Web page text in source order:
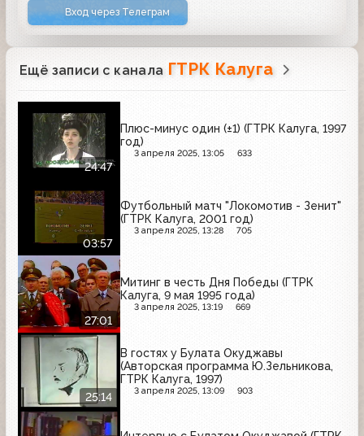
Вход через Телеграм
Ещё записи с канала ГТРК Калуга
24:47
Плюс-минус один (±1) (ГТРК Калуга, 1997
год)
3 апреля 2025, 13:05 633
03:57
Футбольный матч "Локомотив - Зенит"
(ГТРК Калуга, 2001 год)
3 апреля 2025, 13:28 705
27:01
Митинг в честь Дня Победы (ГТРК
Калуга, 9 мая 1995 года)
3 апреля 2025, 13:19 669
25:14
В гостях у Булата Окуджавы
(Авторская программа Ю.Зельникова,
ГТРК Калуга, 1997)
3 апреля 2025, 13:09 903